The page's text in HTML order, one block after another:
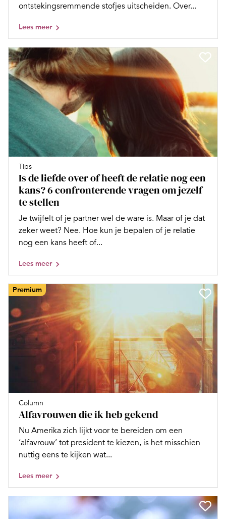
ontstekingsremmende stofjes uitscheiden. Over...
Lees meer
Tips
Is de liefde over of heeft de relatie nog een
kans? 6 confronterende vragen om jezelf
te stellen
Je twijfelt of je partner wel de ware is. Maar of je dat
zeker weet? Nee. Hoe kun je bepalen of je relatie
nog een kans heeft of...
Lees meer
Premium
Column
Alfavrouwen die ik heb gekend
Nu Amerika zich lijkt voor te bereiden om een
‘alfavrouw’ tot president te kiezen, is het misschien
nuttig eens te kijken wat...
Lees meer